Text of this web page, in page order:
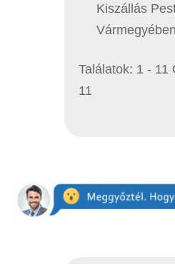
Kiszállás
Vármegyében
Találatok: 1 - 11
11